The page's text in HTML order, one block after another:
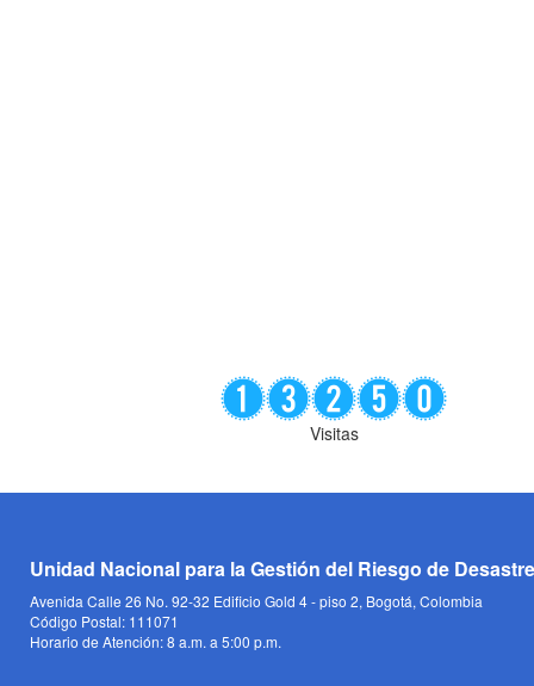
Visitas
Unidad Nacional para la Gestión del Riesgo de
Avenida Calle 26 No. 92-32 Edificio Gold 4 - piso 2, Bogotá, Colombia
Código Postal: 111071
Horario de Atención: 8 a.m. a 5:00 p.m.